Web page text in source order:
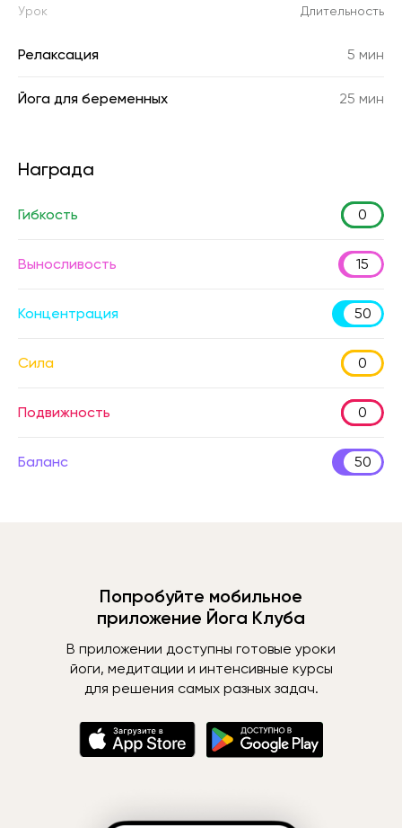
Урок Длительность
Релаксация 5 мин
Йога для беременных 25 мин
Награда
Гибкость 0
Выносливость 15
Концентрация 50
Сила 0
Подвижность 0
Баланс 50
Попробуйте мобильное
приложение Йога Клуба
В приложении доступны готовые уроки
йоги, медитации и интенсивные курсы
для решения самых разных задач.